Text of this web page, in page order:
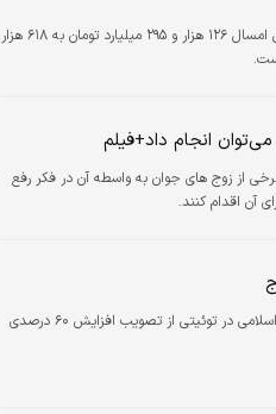
بر اساس آمار اعلام شده شبکه بانکی از ۹ ماهه اول امسال ۱۲۶ هزار و ۲۹۵ میلیارد تومان به ۶۱۸ هزار
انجام داد+فیلم
از زوج های جوان به واسطه آن در فکر رفع
آن اقدام کنند.
عضو هیات رئیسه مجلس شورای اسلامی در توئیتی از تصویب افزایش ۶۰ درصدی